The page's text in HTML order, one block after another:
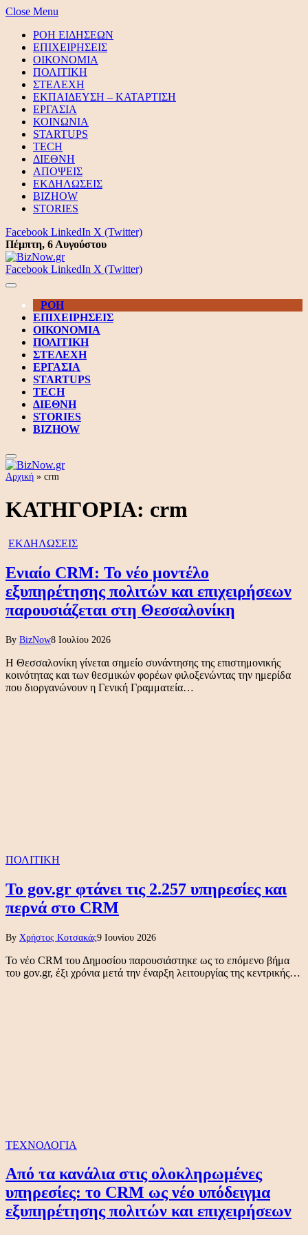
Close Menu
ΡΟΗ ΕΙΔΗΣΕΩΝ
ΕΠΙΧΕΙΡΗΣΕΙΣ
ΟΙΚΟΝΟΜΙΑ
ΠΟΛΙΤΙΚΗ
ΣΤΕΛΕΧΗ
ΕΚΠΑΙΔΕΥΣΗ – ΚΑΤΑΡΤΙΣΗ
ΕΡΓΑΣΙΑ
ΚΟΙΝΩΝΙΑ
STARTUPS
TECH
ΔΙΕΘΝΗ
ΑΠΟΨΕΙΣ
ΕΚΔΗΛΩΣΕΙΣ
BIZHOW
STORIES
Facebook LinkedIn X (Twitter)
Πέμπτη, 6 Αυγούστου
Facebook LinkedIn X (Twitter)
ΡΟΗ
ΕΠΙΧΕΙΡΗΣΕΙΣ
ΟΙΚΟΝΟΜΙΑ
ΠΟΛΙΤΙΚΗ
ΣΤΕΛΕΧΗ
ΕΡΓΑΣΙΑ
STARTUPS
TECH
ΔΙΕΘΝΗ
STORIES
BIZHOW
Αρχική » crm
ΚΑΤΗΓΟΡΙΑ: crm
ΕΚΔΗΛΩΣΕΙΣ
Ενιαίο CRM: Το νέο μοντέλο
εξυπηρέτησης πολιτών και επιχειρήσεων
παρουσιάζεται στη Θεσσαλονίκη
By BizNow8 Ιουλίου 2026
Η Θεσσαλονίκη γίνεται σημείο συνάντησης της επιστημονικής
κοινότητας και των θεσμικών φορέων φιλοξενώντας την ημερίδα
που διοργανώνουν η Γενική Γραμματεία…
ΠΟΛΙΤΙΚΗ
Το gov.gr φτάνει τις 2.257 υπηρεσίες και
περνά στο CRM
By Χρήστος Κοτσακάς9 Ιουνίου 2026
Το νέο CRM του Δημοσίου παρουσιάστηκε ως το επόμενο βήμα
του gov.gr, έξι χρόνια μετά την έναρξη λειτουργίας της κεντρικής…
ΤΕΧΝΟΛΟΓΙΑ
Από τα κανάλια στις ολοκληρωμένες
υπηρεσίες: το CRM ως νέο υπόδειγμα
εξυπηρέτησης πολιτών και επιχειρήσεων